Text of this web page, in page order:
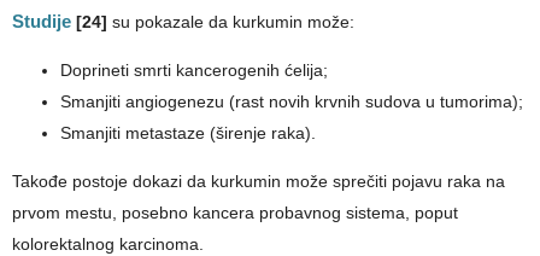
Studije [24] su pokazale da kurkumin može:
Doprineti smrti kancerogenih ćelija;
Smanjiti angiogenezu (rast novih krvnih sudova u tumorima);
Smanjiti metastaze (širenje raka).
Takođe postoje dokazi da kurkumin može sprečiti pojavu raka na
prvom mestu, posebno kancera probavnog sistema, poput
kolorektalnog karcinoma.